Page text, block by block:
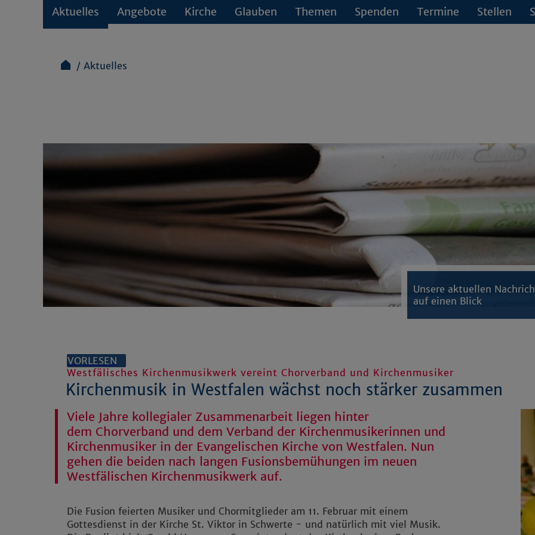
Aktuelles Angebote Kirche Glauben Themen Spenden Termine Stellen
Aktuelles
Unsere aktuellen
auf einen Blick
VORLESEN
Westfälisches Kirchenmusikwerk vereint Chorverband und Kirchenmusiker
Kirchenmusik in Westfalen wächst noch stärker zusammen
Viele Jahre kollegialer Zusammenarbeit liegen hinter
dem Chorverband und dem Verband der Kirchenmusikerinnen und
Kirchenmusiker in der Evangelischen Kirche von Westfalen. Nun
gehen die beiden nach langen Fusionsbemühungen im neuen
Westfälischen Kirchenmusikwerk auf.
Die Fusion feierten Musiker und Chormitglieder am 11. Februar mit einem
Gottesdienst in der Kirche St. Viktor in Schwerte - und natürlich mit viel Musik.